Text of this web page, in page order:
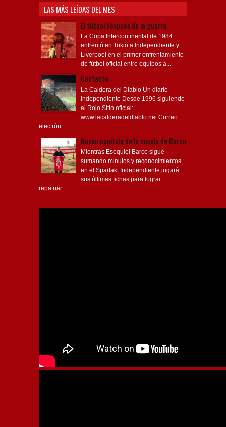
LAS MÁS LEÍDAS DEL MES
El fútbol después de la guerra
La Copa Intercontinental de 1984
enfrentó en Tokio a Independiente y
Liverpool en el primer enfrentamiento
de fútbol oficial entre equipos a...
Contacto
La Caldera del Diablo Un diario
Independiente Desde 1996 siguiendo
al Rojo Sitio oficial:
www.lacalderadeldiablo.net Correo
electrón...
Nuevo capítulo de la novela de Barco
Mientras Esequiel Barco sigue
sumando minutos y reconocimientos
en el Spartak, Independiente jugará
sus últimas fichas para lograr
repatriar...